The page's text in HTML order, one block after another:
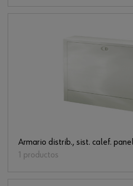
Armario distrib., sist. calef.
1 productos